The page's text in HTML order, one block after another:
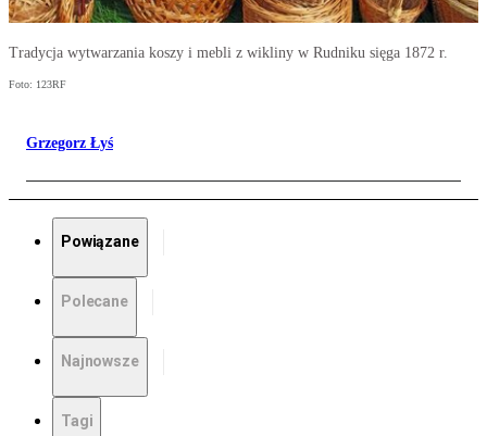
Tradycja wytwarzania koszy i mebli z wikliny w Rudniku sięga 1872 r.
Foto: 123RF
Grzegorz Łyś
Powiązane
Polecane
Najnowsze
Tagi